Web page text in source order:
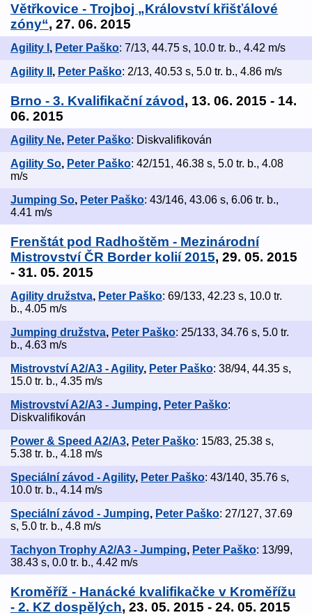
Větřkovice - Trojboj „Království křišťálové
zóny“, 27. 06. 2015
Agility I , Peter Paško: 7/13, 44.75 s, 10.0 tr. b., 4.42 m/s
Agility II , Peter Paško: 2/13, 40.53 s, 5.0 tr. b., 4.86 m/s
Brno - 3. Kvalifikační závod, 13. 06. 2015 - 14.
06. 2015
Agility Ne, Peter Paško: Diskvalifikován
Agility So, Peter Paško: 42/151, 46.38 s, 5.0 tr. b., 4.08
m/s
Jumping So, Peter Paško: 43/146, 43.06 s, 6.06 tr. b.,
4.41 m/s
Frenštát pod Radhoštěm - Mezinárodní
Mistrovství ČR Border kolií 2015, 29. 05. 2015
- 31. 05. 2015
Agility družstva, Peter Paško: 69/133, 42.23 s, 10.0 tr.
b., 4.05 m/s
Jumping družstva, Peter Paško: 25/133, 34.76 s, 5.0 tr.
b., 4.63 m/s
Mistrovství A2/A3 - Agility, Peter Paško: 38/94, 44.35 s,
15.0 tr. b., 4.35 m/s
Mistrovství A2/A3 - Jumping, Peter Paško:
Diskvalifikován
Power & Speed A2/A3, Peter Paško: 15/83, 25.38 s,
5.38 tr. b., 4.18 m/s
Speciální závod - Agility, Peter Paško: 43/140, 35.76 s,
10.0 tr. b., 4.14 m/s
Speciální závod - Jumping, Peter Paško: 27/127, 37.69
s, 5.0 tr. b., 4.8 m/s
Tachyon Trophy A2/A3 - Jumping, Peter Paško: 13/99,
38.43 s, 0.0 tr. b., 4.42 m/s
Kroměříž - Hanácké kvalifikačke v Kroměřížu
- 2. KZ dospělých, 23. 05. 2015 - 24. 05. 2015